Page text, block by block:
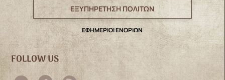
ΕΞΥΠΗΡΕΤΗΣΗ ΠΟΛΙΤΩΝ
ΕΦΗΜΕΡΙΟΙ ΕΝΟΡΙΩΝ
FOLLOW US